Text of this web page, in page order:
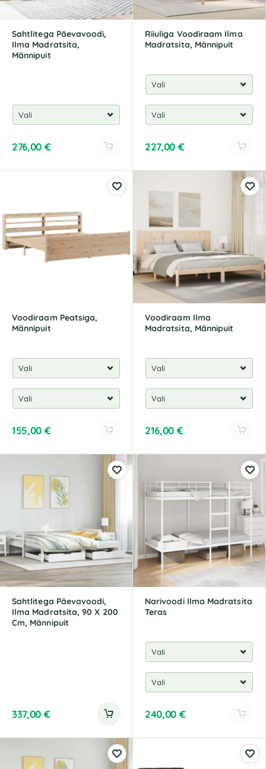
Sahtlitega Päevavoodi,
Ilma Madratsita,
Männipuit
276,00 €
Riiuliga Voodiraam Ilma
Madratsita, Männipuit
227,00 €
Voodiraam Peatsiga,
Männipuit
155,00 €
Voodiraam Ilma
Madratsita, Männipuit
216,00 €
Sahtlitega Päevavoodi,
Ilma Madratsita, 90 X 200
Cm, Männipuit
337,00 €
Narivoodi Ilma Madratsita
Teras
240,00 €